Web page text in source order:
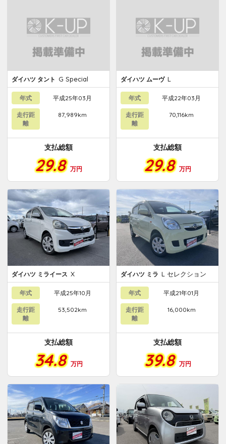
ダイハツ タント G Special
年式 平成25年03月
走行距
離
87,989km
支払総額
29.8 万円
ダイハツ ムーヴ L
年式 平成22年03月
走行距
離
70,116km
支払総額
29.8 万円
ダイハツ ミライース X
年式 平成25年10月
走行距
離
53,502km
支払総額
34.8 万円
ダイハツ ミラ L セレクション
年式 平成21年01月
走行距
離
16,000km
支払総額
39.8 万円